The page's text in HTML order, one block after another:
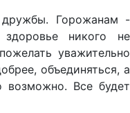
дружбы. Горожанам -
никого не
уважительно
объединяться, а
возможно. Все будет